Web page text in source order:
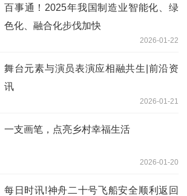
百事通！2025年我国制造业智能化、绿
色化、融合化步伐加快
2026-01-22
舞台元素与演员表演应相融共生|前沿资
讯
2026-01-21
一支画笔，点亮乡村幸福生活
2026-01-20
每日时讯!神舟二十号飞船安全顺利返回